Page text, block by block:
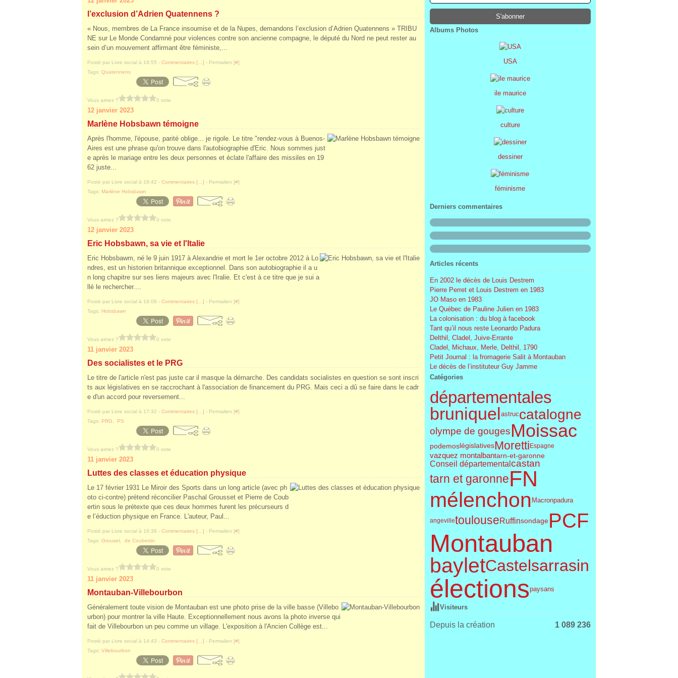
l’exclusion d’Adrien Quatennens ?
« Nous, membres de La France insoumise et de la Nupes, demandons l’exclusion d’Adrien Quatennens » TRIBU
NE sur Le Monde Condamné pour violences contre son ancienne compagne, le député du Nord ne peut rester au
sein d’un mouvement affirmant être féministe,...
Posté par Livre social à 18:55 - Commentaires [ ] - Permalien [#]
Tags: Quatennens
Vous aimez ? 0 vote
12 janvier 2023
Marlène Hobsbawn témoigne
Après l'homme, l'épouse, parité oblige... je rigole. Le titre "rendez-vous à Buenos-
Aires est une phrase qu'on trouve dans l'autobiographie d'Eric. Nous sommes just
e après le mariage entre les deux personnes et éclate l'affaire des missiles en 19
62 juste...
Posté par Livre social à 18:42 - Commentaires [ ] - Permalien [#]
Tags: Marlène Hobsbawn
Vous aimez ? 0 vote
12 janvier 2023
Eric Hobsbawn, sa vie et l'Italie
Eric Hobsbawm, né le 9 juin 1917 à Alexandrie et mort le 1er octobre 2012 à Lo
ndres, est un historien britannique exceptionnel. Dans son autobiographie il a u
n long chapitre sur ses liens majeurs avec l'Iralie. Et c'est à ce titre que je sui a
llé le rechercher....
Posté par Livre social à 18:08 - Commentaires [ ] - Permalien [#]
Tags: Hobsbawn
Vous aimez ? 0 vote
11 janvier 2023
Des socialistes et le PRG
Le titre de l'article n'est pas juste car il masque la démarche. Des candidats socialistes en question se sont inscri
ts aux législatives en se raccrochant à l'association de financement du PRG. Mais ceci a dû se faire dans le cadr
e d'un accord pour reversement...
Posté par Livre social à 17:32 - Commentaires [ ] - Permalien [#]
Tags: PRG PS
Vous aimez ? 0 vote
11 janvier 2023
Luttes des classes et éducation physique
Le 17 février 1931 Le Miroir des Sports dans un long article (avec ph
oto ci-contre) prétend réconcilier Paschal Grousset et Pierre de Coub
ertin sous le prétexte que ces deux hommes furent les précurseurs d
e l’éduction physique en France. L'auteur, Paul...
Posté par Livre social à 16:38 - Commentaires [ ] - Permalien [#]
Tags: Grouset de Coubertin
Vous aimez ? 0 vote
11 janvier 2023
Montauban-Villebourbon
Généralement toute vision de Montauban est une photo prise de la ville basse (Villebo
urbon) pour montrer la ville Haute. Exceptionnellement nous avons la photo inverse qui
fait de Villebourbon un peu comme un village. L'exposition à l'Ancien Collège est...
Posté par Livre social à 14:43 - Commentaires [ ] - Permalien [#]
Tags: Villebourbon
Janvier(68)
Février(7)
Janvier(2)
Albums Photos
USA
ile maurice
culture
dessiner
féminisme
Derniers commentaires
Articles récents
En 2002 le décès de Louis Destrem
Pierre Perret et Louis Destrem en 1983
JO Maso en 1983
Le Québec de Pauline Julien en 1983
La colonisation : du blog à facebook
Tant qu’il nous reste Leonardo Padura
Delthil, Cladel, Juive-Errante
Cladel, Michaux, Merle, Delthil, 1790
Petit Journal : la fromagerie Salit à Montauban
Le décès de l’instituteur Guy Jamme
Catégories
départementales
bruniquelastruccatalogne
olympe de gougesMoissac
podemoslégislativesMorettiEspagne
vazquez montalbantarn-et-garonne
Conseil départemental castan
tarn et garonneFN
mélenchon Macronpadura
angevilletoulouseRuffinsondagePCF
Montauban
bayletCastelsarrasin
électionspaysans
Visiteurs
Depuis la création 1 089 236